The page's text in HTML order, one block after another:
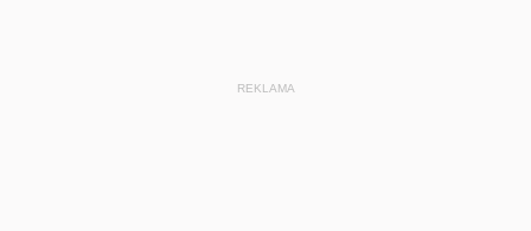
REKLAMA